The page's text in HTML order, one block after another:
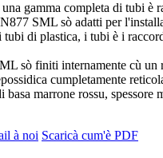
gamma completa di tubi
SML sò adatti per
tubi di plastica, i tubi è i
sò finiti internamente cù un
cumpletamente
basa marrone rossu, spessore
à noi Scaricà cum'è PDF